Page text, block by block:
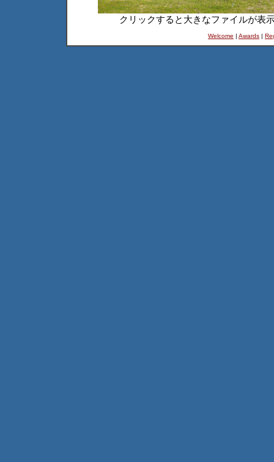
クリックすると大きなファイルが表
Welcome | Awards |